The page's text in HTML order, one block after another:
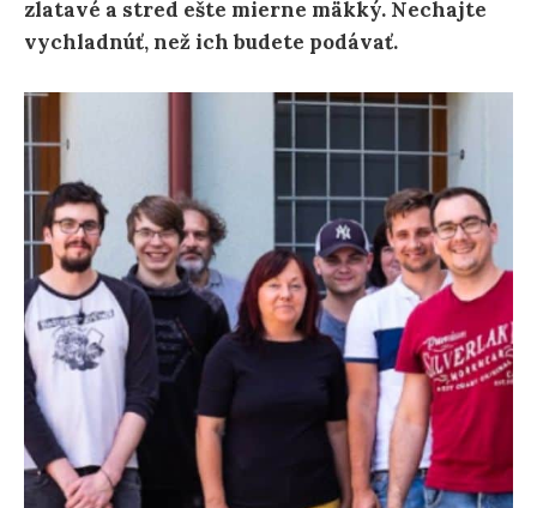
zlatavé a stred ešte mierne mäkký. Nechajte
vychladnúť, než ich budete podávať.